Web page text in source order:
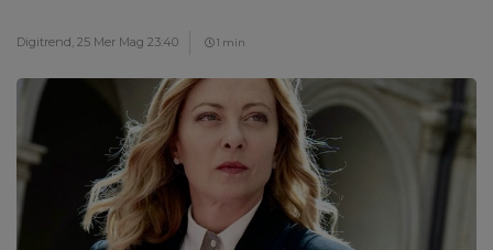
Digitrend, 25 Mer Mag 23:40 1 min